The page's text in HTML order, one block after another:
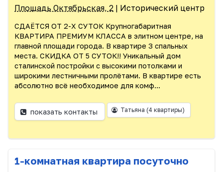
Площадь Октябрьская, 2 | Исторический центр
СДАЁТСЯ ОТ 2-Х СУТОК Крупногабаритная
КВАРТИРА ПРЕМИУМ КЛАССА в элитном центре, на
главной площади города. В квартире 3 спальных
места. СКИДКА ОТ 5 СУТОК!! Уникальный дом
сталинской постройки с высокими потолками и
широкими лестничными пролётами. В квартире есть
абсолютно всё необходимое для комф...
показать контакты Татьяна (4 квартиры)
1-комнатная квартира посуточно